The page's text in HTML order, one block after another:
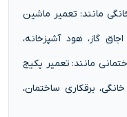
مانند: تعمیر ماشین
گاز، هود آشپزخانه،
مانند: تعمیر پکیج
برقکاری ساختمان،